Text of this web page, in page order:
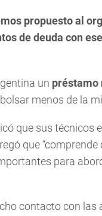
propuesto al
de deuda con
un préstamo
menos de la
que sus técnicos
que
para
contacto con